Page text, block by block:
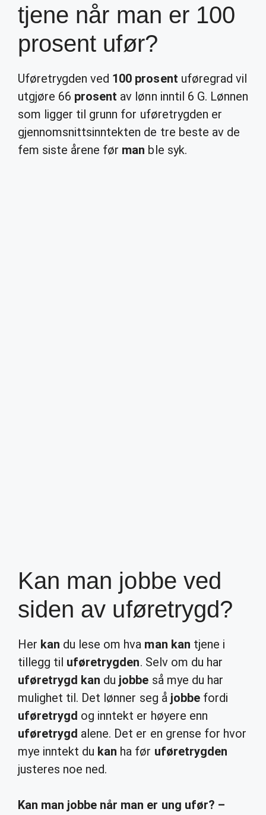
tjene når man er 100
prosent ufør?
Uføretrygden ved 100 prosent uføregrad vil
utgjøre 66 prosent av lønn inntil 6 G. Lønnen
som ligger til grunn for uføretrygden er
gjennomsnittsinntekten de tre beste av de
fem siste årene før man ble syk.
Kan man jobbe ved
siden av uføretrygd?
Her kan du lese om hva man kan tjene i
tillegg til uføretrygden. Selv om du har
uføretrygd kan du jobbe så mye du har
mulighet til. Det lønner seg å jobbefordi
uføretrygd og inntekt er høyere enn
uføretrygd alene. Det er en grense for hvor
mye inntekt du kan ha før uføretrygden
justeres noe ned.
Kan man jobbe når man er ung ufør? –